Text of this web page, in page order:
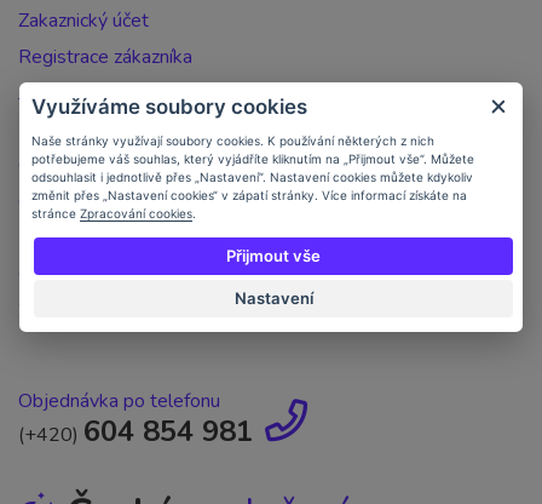
Zakaznický účet
Registrace zákazníka
Jak nakupovat
Doprava a platba
Objednávka po telefonu
Obchodní podmínky
Kontakt
Ochrana osobních údajů
Zpracování osobních údajů
Objednávka po telefonu
(+420) 604 854 981
Využíváme soubory cookies
Naše stránky využívají soubory cookies. K používání některých z nich
potřebujeme váš souhlas, který vyjádříte kliknutím na „Přijmout vše“. Můžete
odsouhlasit i jednotlivě přes „Nastavení“. Nastavení cookies můžete kdykoliv
změnit přes „Nastavení cookies“ v zápatí stránky. Více informací získáte na
stránce Zpracování cookies
Přijmout vše
Nastavení